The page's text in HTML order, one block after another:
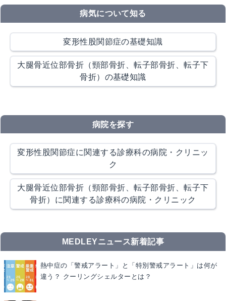
病気について知る
変形性股関節症の基礎知識
大腿骨近位部骨折（頸部骨折、転子部骨折、転子下
骨折）の基礎知識
病院を探す
変形性股関節症に関連する診療科の病院・クリニッ
ク
大腿骨近位部骨折（頸部骨折、転子部骨折、転子下
骨折）に関連する診療科の病院・クリニック
MEDLEYニュース新着記事
熱中症の「警戒アラート」と「特別警戒アラート」は何が
違う？ クーリングシェルターとは？